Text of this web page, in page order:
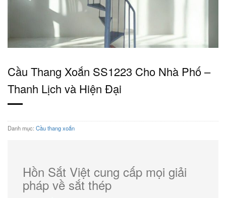
Cầu Thang Xoắn SS1223 Cho Nhà Phố –
Thanh Lịch và Hiện Đại
Danh mục: Cầu thang xoắn
Hồn Sắt Việt cung cấp mọi giải
pháp về sắt thép